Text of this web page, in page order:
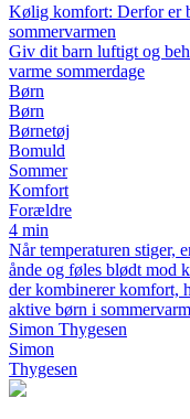
Kølig komfort: Derfor er
sommervarmen
Giv dit barn luftigt og
varme sommerdage
Børn
Børn
Børnetøj
Bomuld
Sommer
Komfort
Forældre
4 min
Når temperaturen stiger,
ånde og føles blødt mod
der kombinerer komfort,
aktive børn i
Simon Thygesen
Simon
Thygesen